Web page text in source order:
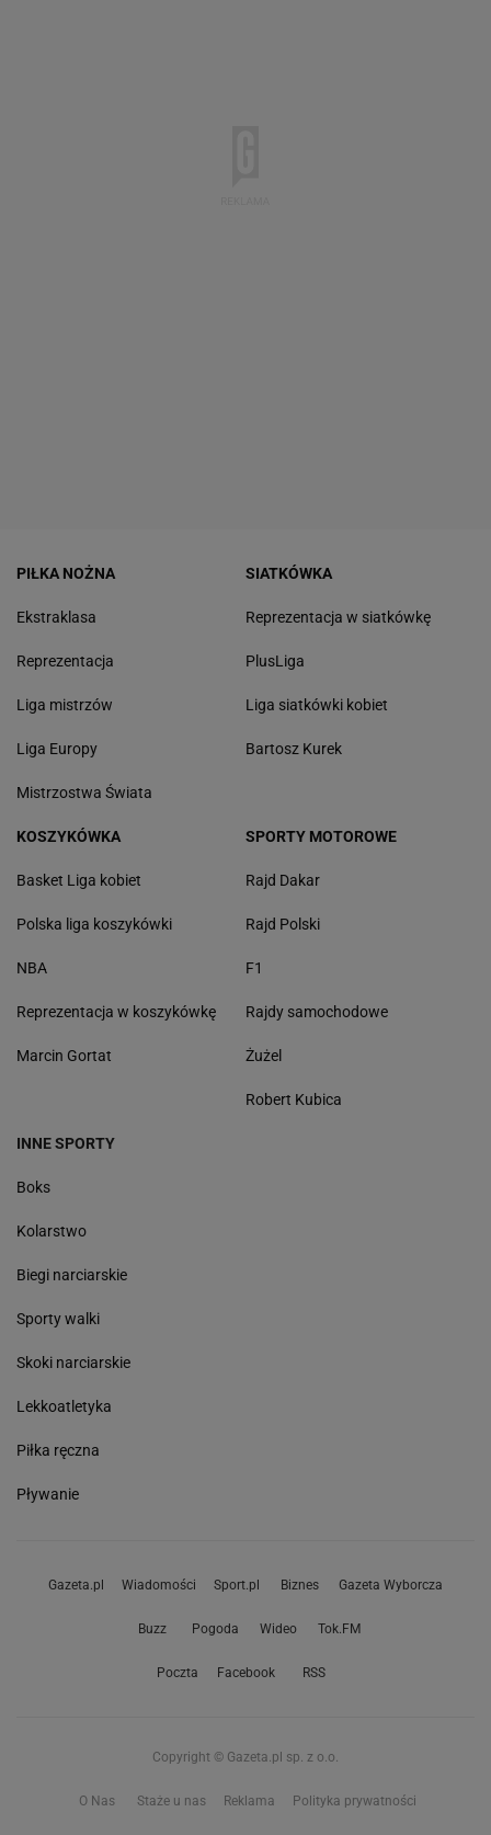
PIŁKA NOŻNA
Ekstraklasa
Reprezentacja
Liga mistrzów
Liga Europy
Mistrzostwa Świata
SIATKÓWKA
Reprezentacja w siatkówkę
PlusLiga
Liga siatkówki kobiet
Bartosz Kurek
KOSZYKÓWKA
Basket Liga kobiet
Polska liga koszykówki
NBA
Reprezentacja w koszykówkę
Marcin Gortat
SPORTY MOTOROWE
Rajd Dakar
Rajd Polski
F1
Rajdy samochodowe
Żużel
Robert Kubica
INNE SPORTY
Boks
Kolarstwo
Biegi narciarskie
Sporty walki
Skoki narciarskie
Lekkoatletyka
Piłka ręczna
Pływanie
Gazeta.pl Wiadomości Sport.pl Biznes Gazeta Wyborcza
Buzz Pogoda Wideo Tok.FM
Poczta Facebook RSS
Copyright © Gazeta.pl sp. z o.o.
O Nas Staże u nas Reklama Polityka prywatności